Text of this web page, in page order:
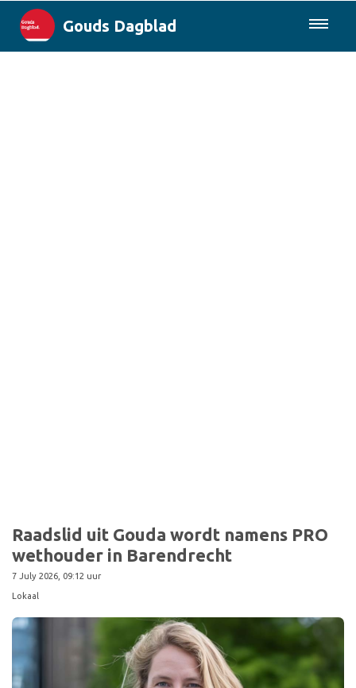
Gouds Dagblad
Raadslid uit Gouda wordt namens PRO
wethouder in Barendrecht
7 July 2026, 09:12 uur
Lokaal